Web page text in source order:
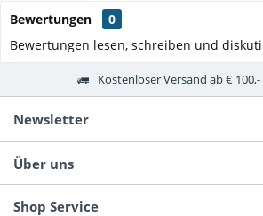
Bewertungen
0
Bewertungen lesen, schreiben und
Kostenloser Versand ab €
Newsletter
Über uns
Shop Service